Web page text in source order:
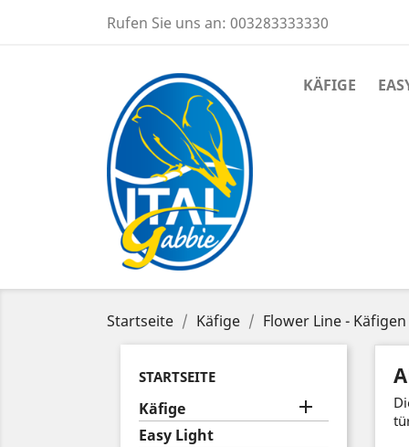
Rufen Sie uns an: 003283333330
KÄFIGE
Startseite Käfige Flower Line -
STARTSEITE
Käfige 
Easy Light